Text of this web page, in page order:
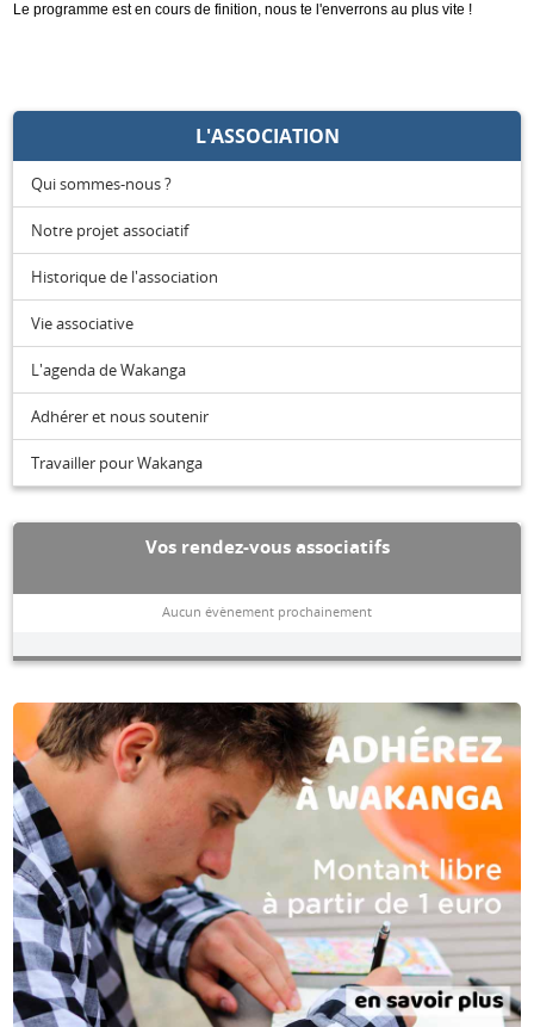
Le programme est en cours de finition, nous te l'enverrons au plus vite !
L'ASSOCIATION
Qui sommes-nous ?
Notre projet associatif
Historique de l'association
Vie associative
L'agenda de Wakanga
Adhérer et nous soutenir
Travailler pour Wakanga
Vos rendez-vous associatifs
Aucun évènement prochainement